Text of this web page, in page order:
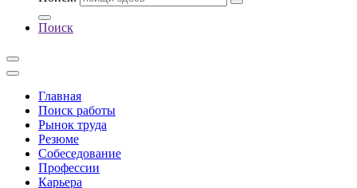
Поиск
Главная
Поиск работы
Рынок труда
Резюме
Собеседование
Профессии
Карьера